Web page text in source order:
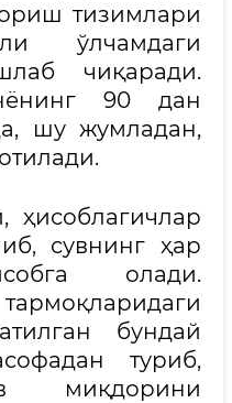
тизимлари
ўлчамдаги
чиқаради.
90 дан
шу жумладан,
ҳисоблагичлар
сувнинг ҳар
олади.
бундай
туриб,
миқдорини